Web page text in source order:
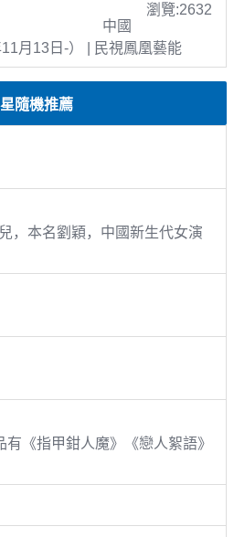
瀏覽:2632
中國
月13日-） | 民視鳳凰藝能
隨機推薦
，本名劉穎，中國新生代女演
《指甲鉗人魔》《戀人絮語》